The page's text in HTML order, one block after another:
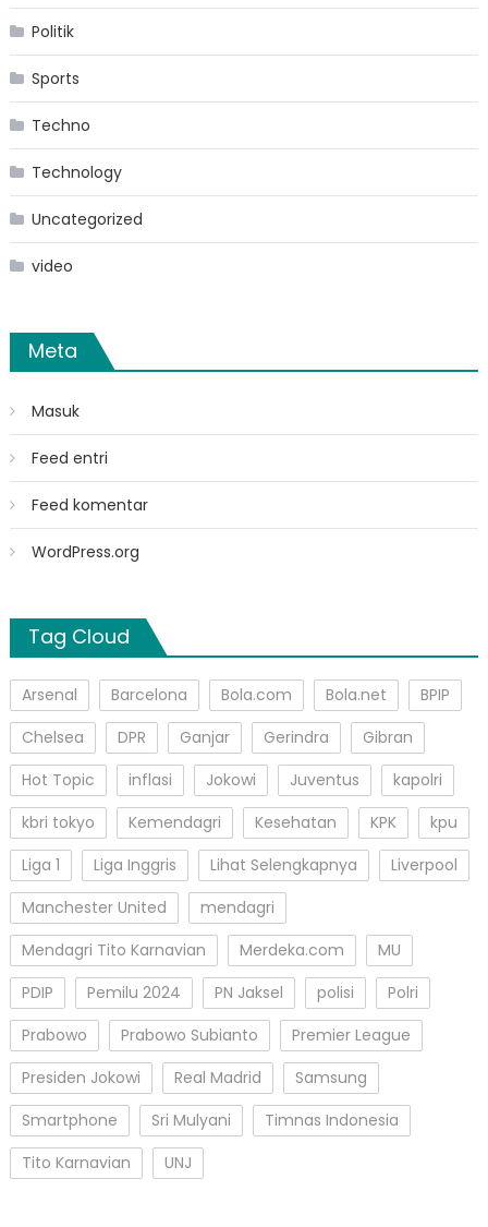
Politik
Sports
Techno
Technology
Uncategorized
video
Meta
Masuk
Feed entri
Feed komentar
WordPress.org
Tag Cloud
Arsenal Barcelona Bola.com Bola.net
BPIP
Chelsea
DPR Ganjar Gerindra
Gibran
Hot Topic
inflasi Jokowi Juventus
kapolri
kbri tokyo
Kemendagri Kesehatan KPK
kpu
Liga 1
Liga Inggris Lihat Selengkapnya
Liverpool
Manchester United
mendagri
Mendagri Tito Karnavian
Merdeka.com
MU
PDIP
Pemilu 2024 PN Jaksel polisi
Polri
Prabowo
Prabowo Subianto
Premier League
Presiden Jokowi
Real Madrid
Samsung
Smartphone
Sri Mulyani
Timnas Indonesia
Tito Karnavian
UNJ